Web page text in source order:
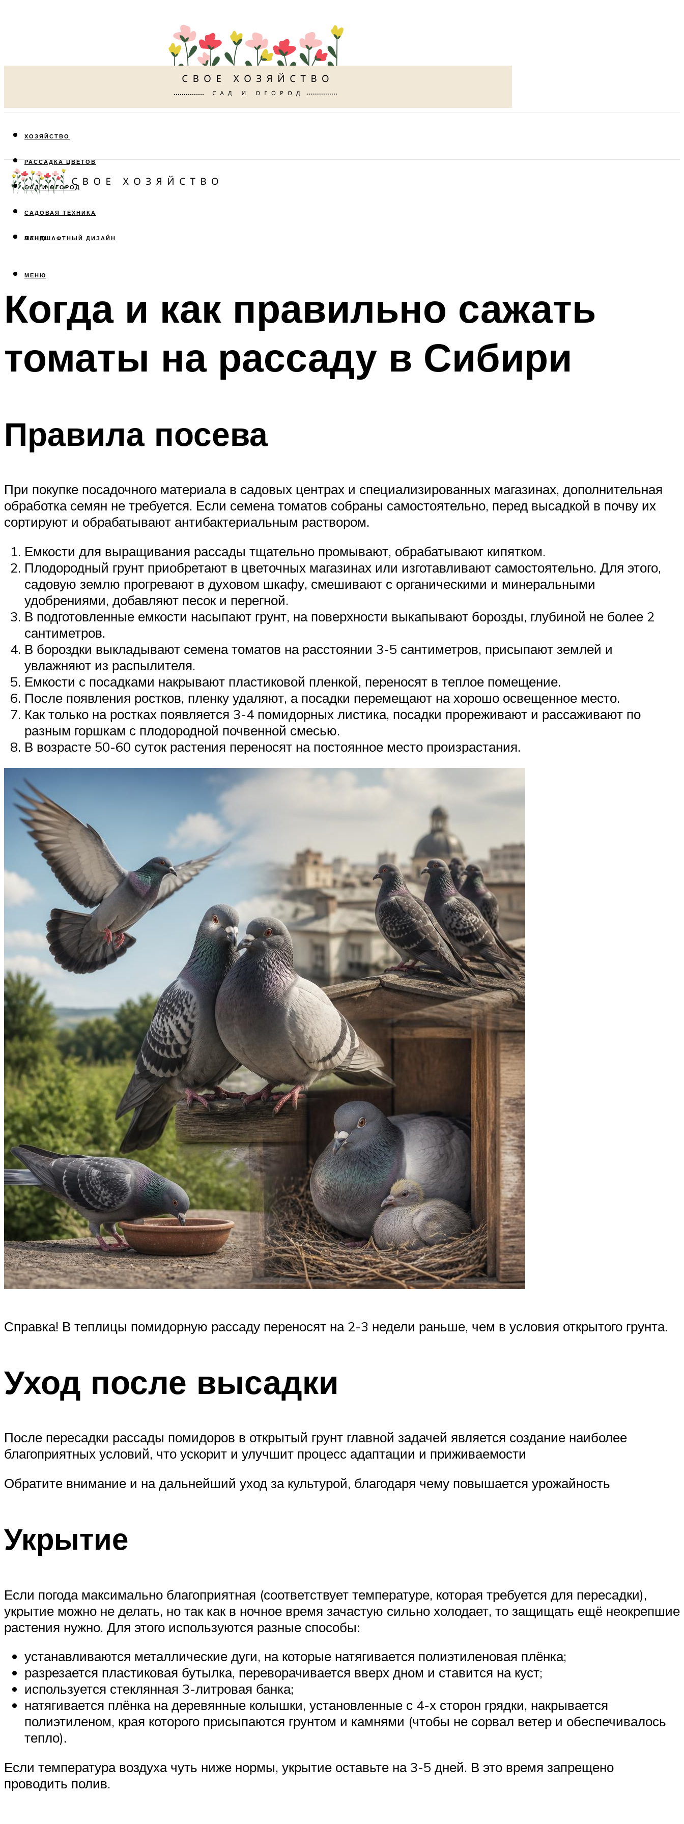
ХОЗЯЙСТВО
РАССАДКА ЦВЕТОВ
САД И ОГОРОД
САДОВАЯ ТЕХНИКА
ЛАНДШАФТНЫЙ ДИЗАЙН
МЕНЮ
МЕНЮ
Когда и как правильно сажать
томаты на рассаду в Сибири
Правила посева
При покупке посадочного материала в садовых центрах и специализированных магазинах, дополнительная
обработка семян не требуется. Если семена томатов собраны самостоятельно, перед высадкой в почву их
сортируют и обрабатывают антибактериальным раствором.
Емкости для выращивания рассады тщательно промывают, обрабатывают кипятком.
Плодородный грунт приобретают в цветочных магазинах или изготавливают самостоятельно. Для этого,
садовую землю прогревают в духовом шкафу, смешивают с органическими и минеральными
удобрениями, добавляют песок и перегной.
В подготовленные емкости насыпают грунт, на поверхности выкапывают борозды, глубиной не более 2
сантиметров.
В бороздки выкладывают семена томатов на расстоянии 3-5 сантиметров, присыпают землей и
увлажняют из распылителя.
Емкости с посадками накрывают пластиковой пленкой, переносят в теплое помещение.
После появления ростков, пленку удаляют, а посадки перемещают на хорошо освещенное место.
Как только на ростках появляется 3-4 помидорных листика, посадки прореживают и рассаживают по
разным горшкам с плодородной почвенной смесью.
В возрасте 50-60 суток растения переносят на постоянное место произрастания.
Справка! В теплицы помидорную рассаду переносят на 2-3 недели раньше, чем в условия открытого грунта.
Уход после высадки
После пересадки рассады помидоров в открытый грунт главной задачей является создание наиболее
благоприятных условий, что ускорит и улучшит процесс адаптации и приживаемости
Обратите внимание и на дальнейший уход за культурой, благодаря чему повышается урожайность
Укрытие
Если погода максимально благоприятная (соответствует температуре, которая требуется для пересадки),
укрытие можно не делать, но так как в ночное время зачастую сильно холодает, то защищать ещё неокрепшие
растения нужно. Для этого используются разные способы:
устанавливаются металлические дуги, на которые натягивается полиэтиленовая плёнка;
разрезается пластиковая бутылка, переворачивается вверх дном и ставится на куст;
используется стеклянная 3-литровая банка;
натягивается плёнка на деревянные колышки, установленные с 4-х сторон грядки, накрывается
полиэтиленом, края которого присыпаются грунтом и камнями (чтобы не сорвал ветер и обеспечивалось
тепло).
Если температура воздуха чуть ниже нормы, укрытие оставьте на 3-5 дней. В это время запрещено
проводить полив.